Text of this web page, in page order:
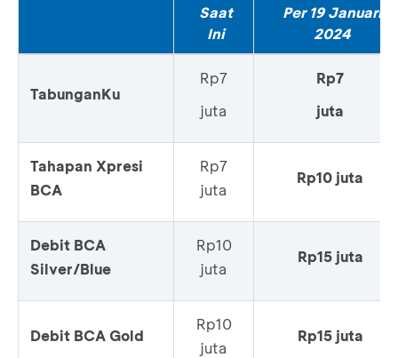
Saat
Ini
Per 19 Januari
2024
TabunganKu
Rp7
juta
Rp7
juta
Tahapan Xpresi
BCA
Rp7
juta
Rp10 juta
Debit BCA
Silver/Blue
Rp10
juta
Rp15 juta
Debit BCA Gold
Rp10
juta
Rp15 juta